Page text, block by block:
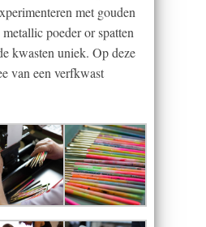
met gouden
poeder or spatten
kwasten uniek. Op deze
van een verfkwast